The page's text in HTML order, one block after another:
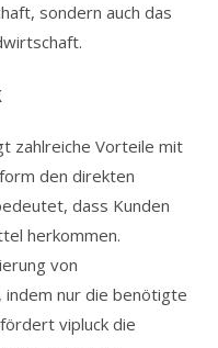
sondern auch das
zahlreiche Vorteile mit
den direkten
dass Kunden
herkommen.
von
nur die benötigte
vipluck die